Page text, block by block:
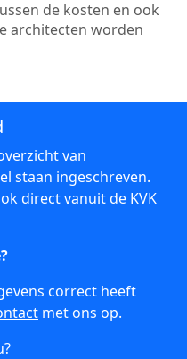
de kosten en ook
architecten worden
van
staan ingeschreven.
direct vanuit de KVK
correct heeft
met ons op.